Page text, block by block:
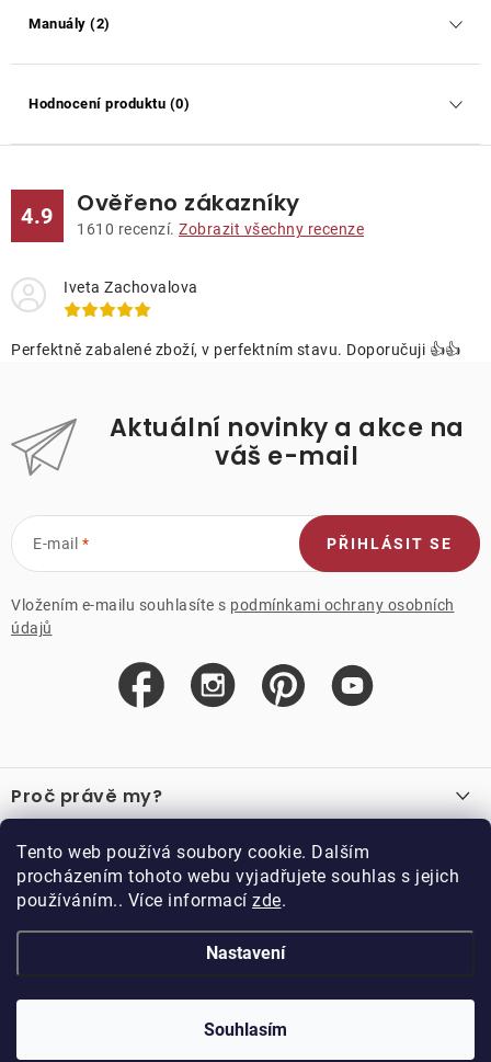
Tento web používá soubory cookie. Dalším
procházením tohoto webu vyjadřujete souhlas s jejich
používáním.. Více informací zde.
Nastavení
Souhlasím
Manuály (2)
Hodnocení produktu (0)
4.9 Ověřeno zákazníky
1610 recenzí. Zobrazit všechny recenze
Iveta Zachovalova
Perfektně zabalené zboží, v perfektním stavu. Doporučuji 👍👍
Aktuální novinky a akce na
váš e-mail
E-mail
Vložením e-mailu souhlasíte s podmínkami ochrany osobních
údajů
PŘIHLÁSIT SE
á
p
a
Proč právě my?
Recenze
Důležité odkazy
Velkoobchod
Vzorková prodejna
Kariéra
Blog
O nákupu
Obchodní podmínky
Podmínky věrnostního programu
Kolekce
Doppler CZ spol. s.r.o.,
Trhové Sviny
DOPPLER CZ spol. s r.o.. Všechna práva vyhrazena.